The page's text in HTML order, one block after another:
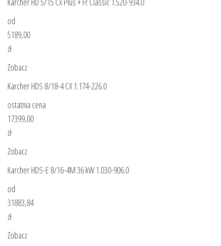
od
5189,00
zł
Zobacz
Karcher HDS 8/18-4 CX 1.174-226.0
ostatnia cena
17399,00
zł
Zobacz
Karcher HDS-E 8/16-4M 36 kW 1.030-906.0
od
31883,84
zł
Zobacz